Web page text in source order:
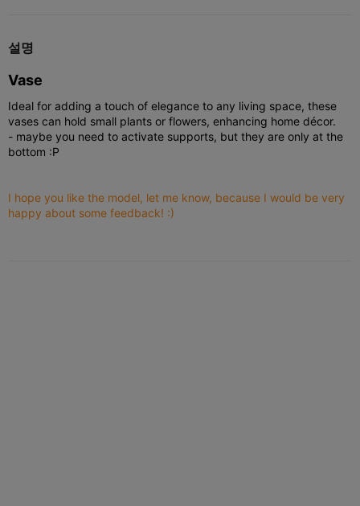
설명
Vase
Ideal for adding a touch of elegance to any living space, these
vases can hold small plants or flowers, enhancing home décor.
- maybe you need to activate supports, but they are only at the
bottom :P
I hope you like the model, let me know, because I would be very
happy about some feedback! :)